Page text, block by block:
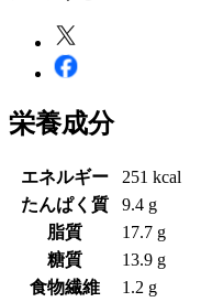
栄養成分
エネルギー
251 kcal
たんぱく質
9.4 g
脂質
17.7 g
糖質
13.9 g
食物繊維
1.2 g